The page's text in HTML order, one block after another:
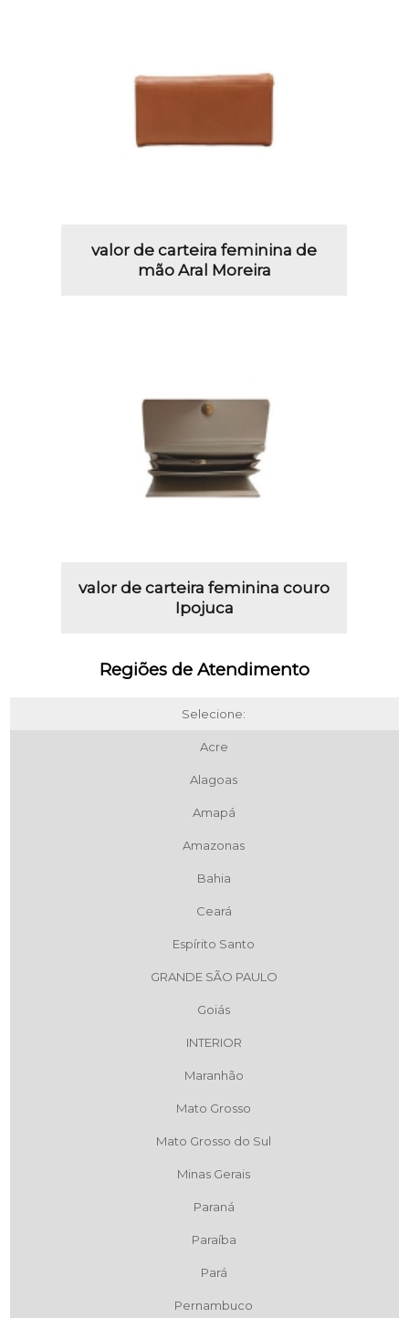
valor de carteira feminina de
mão Aral Moreira
valor de carteira feminina couro
Ipojuca
Regiões de Atendimento
Selecione:
Acre
Alagoas
Amapá
Amazonas
Bahia
Ceará
Espírito Santo
GRANDE SÃO PAULO
Goiás
INTERIOR
Maranhão
Mato Grosso
Mato Grosso do Sul
Minas Gerais
Paraná
Paraíba
Pará
Pernambuco